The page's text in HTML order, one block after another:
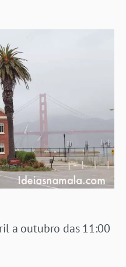
a outubro das 11:00